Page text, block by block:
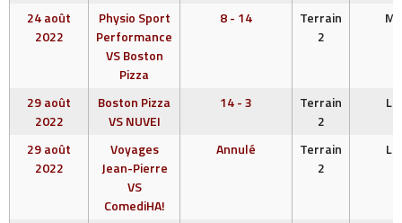
24 août
2022
Physio Sport
Performance
VS Boston
Pizza
8 - 14
Terrain
2
29 août
2022
Boston Pizza
VS NUVEI
14 - 3
Terrain
2
29 août
2022
Voyages
Jean-Pierre
VS
ComediHA!
Annulé
Terrain
2